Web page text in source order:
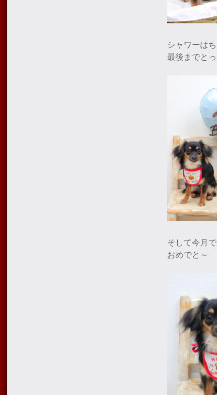
シャワーは
最後までと
そして今月
おめでと～